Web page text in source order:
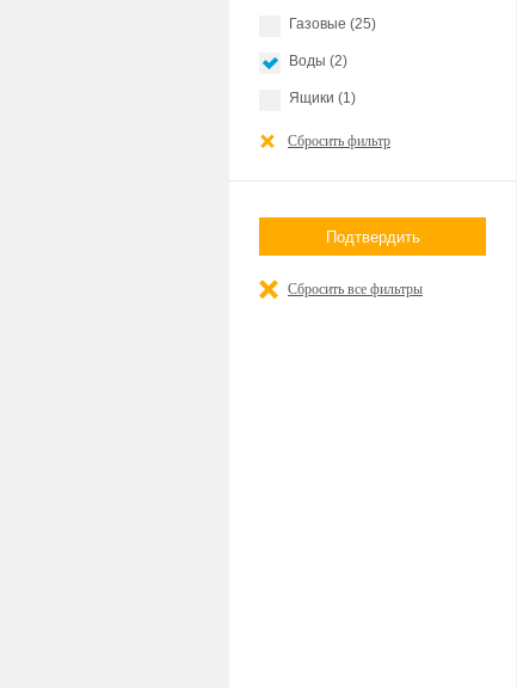
газовые (25)
воды (2)
ящики (1)
Сбросить фильтр
Подтвердить
Сбросить все фильтры